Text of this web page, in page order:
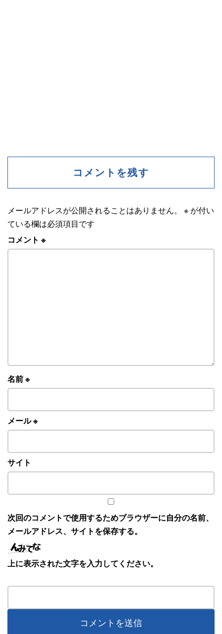
コメントを残す
メールアドレスが公開されることはありません。 ※ が付い
ている欄は必須項目です
コメント ※
名前※
メール※
サイト
次回のコメントで使用するためブラウザーに自分の名前、
メールアドレス、サイトを保存する。
上に表示された文字を入力してください。